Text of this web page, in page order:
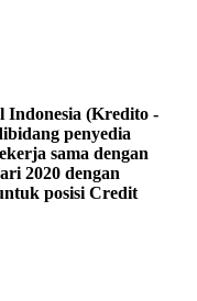
Indonesia (Kredito -
penyedia
sama dengan
2020 dengan
posisi Credit